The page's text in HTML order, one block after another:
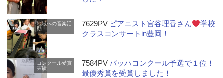
地域への音楽活
動
7629PV ピアニスト宮谷理香さん
学校
クラスコンサートin豊岡！
コンクール受賞
実績
7584PVバッハコンクール予選で１位！
最優秀賞を受賞しました！